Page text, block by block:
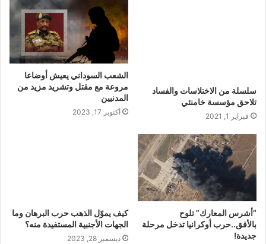
سلسلة من الاختلاسات والفساد
تلاحق مؤسسة خامنئي
فبراير 1, 2021
الشعب السوداني يعيش أوضاعا
مروعة مع مقتل وتشريد مزيد من
المدنيين
أكتوبر 17, 2023
“أشرس المعارك” تلوح
بالأفق..حرب أوكرانيا تدخل مرحلة
جديدة!
كيف يموّل الذهب حرب البرهان وما
الجهات الأجنبية المستفيدة منه؟
ديسمبر 28, 2023